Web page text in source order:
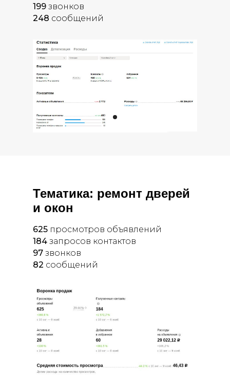
199 звонков
248 сообщений
Тематика: ремонт дверей
и окон
625 просмотров объявлений
184 запросов контактов
97 звонков
82 сообщений